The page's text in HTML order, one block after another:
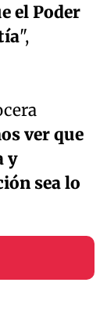
el Poder
",
ver que
y
sea lo